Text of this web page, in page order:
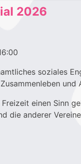
2026
soziales
einen Sinn
die anderer